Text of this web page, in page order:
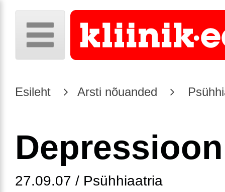
Esileht Arsti nõuanded
Depressioon
27.09.07 / Psühhiaatria